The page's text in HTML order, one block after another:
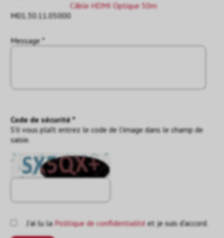
Câble HDMI Optique 50m
M01.30.11.05000
Message *
Code de sécurité *
S'il vous plaît entrez le code de l'image dans le champ de
saisie.
J'ai lu laPolitique de confidentialitéet je suis d'accord.